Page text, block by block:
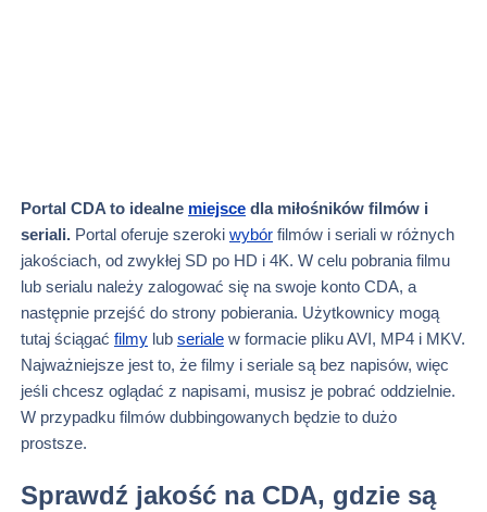
Portal CDA to idealne miejsce dla miłośników filmów i
seriali. Portal oferuje szeroki wybór filmów i seriali w różnych
jakościach, od zwykłej SD po HD i 4K. W celu pobrania filmu
lub serialu należy zalogować się na swoje konto CDA, a
następnie przejść do strony pobierania. Użytkownicy mogą
tutaj ściągać filmy lub seriale w formacie pliku AVI, MP4 i MKV.
Najważniejsze jest to, że filmy i seriale są bez napisów, więc
jeśli chcesz oglądać z napisami, musisz je pobrać oddzielnie.
W przypadku filmów dubbingowanych będzie to dużo
prostsze.
Sprawdź jakość na CDA, gdzie są